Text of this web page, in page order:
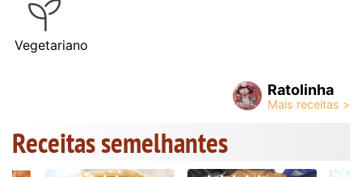
Vegetariano
Ratolinha
Receitas semelhantes